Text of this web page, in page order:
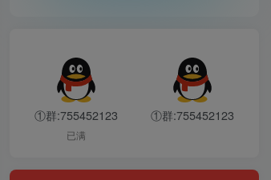
①群:755452123
已满
①群:755452123